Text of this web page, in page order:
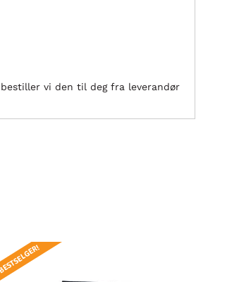
vi den til deg fra leverandør